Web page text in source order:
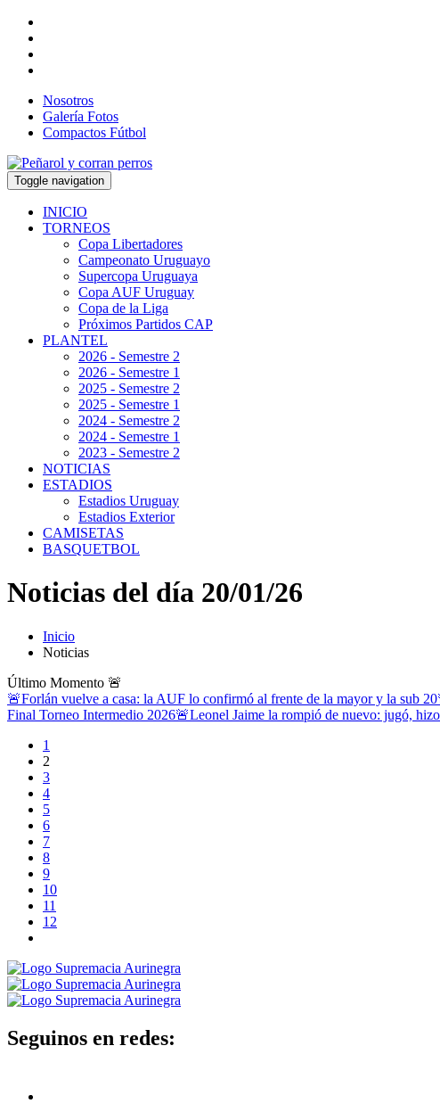
Nosotros
Galería Fotos
Compactos Fútbol
Toggle navigation
INICIO
TORNEOS
Copa Libertadores
Campeonato Uruguayo
Supercopa Uruguaya
Copa AUF Uruguay
Copa de la Liga
Próximos Partidos CAP
PLANTEL
2026 - Semestre 2
2026 - Semestre 1
2025 - Semestre 2
2025 - Semestre 1
2024 - Semestre 2
2024 - Semestre 1
2023 - Semestre 2
NOTICIAS
ESTADIOS
Estadios Uruguay
Estadios Exterior
CAMISETAS
BASQUETBOL
Noticias del día 20/01/26
Inicio
Noticias
Último Momento 🚨
🚨Forlán vuelve a casa: la AUF lo confirmó al frente de la mayor y la sub 20
Final Torneo Intermedio 2026🚨Leonel Jaime la rompió de nuevo: jugó,
1
2
3
4
5
6
7
8
9
10
11
12
Seguinos en redes: